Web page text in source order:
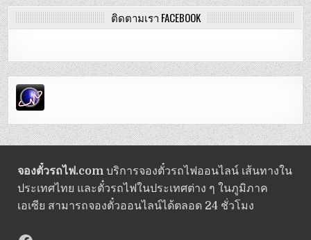
ติดตามเรา FACEBOOK
จองตั๋วรถไฟ.comบริการจองตั๋วรถไฟออนไลน์ เส้นทางใน
ประเทศไทย และตั๋วรถไฟในประเทศต่าง ๆ ในภูมิภาค
เอเซีย สามารถจองตั๋วออนไลน์ได้ตลอด 24 ชั่วโมง